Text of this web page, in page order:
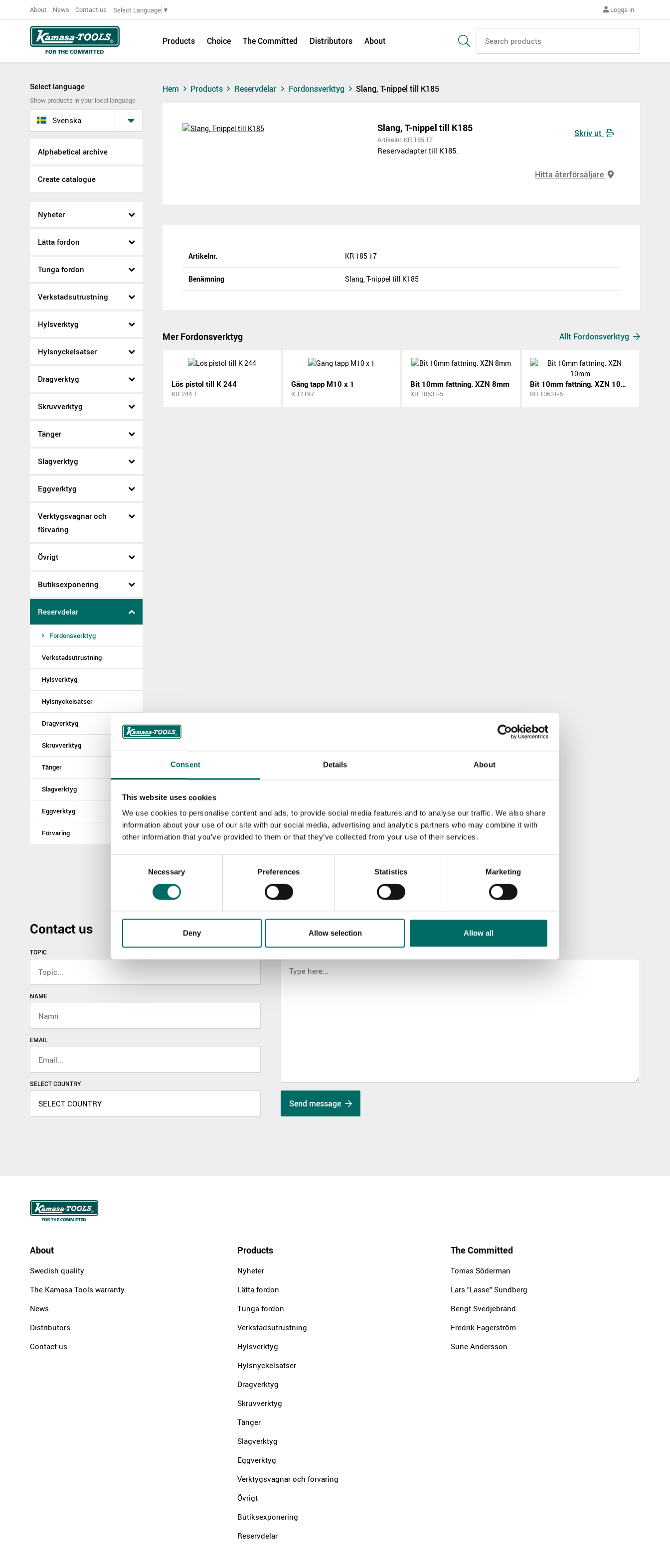
Consent Details About
This website uses cookies
We use cookies to personalise content and ads, to provide social media features and to analyse our traffic. We also share
information about your use of our site with our social media, advertising and analytics partners who may combine it with
other information that you’ve provided to them or that they’ve collected from your use of their services.
Necessary Preferences Statistics Marketing
Deny Allow selection Allow all
About News Contact us Select Language ▼ Logga in
Products Choice The Committed Distributors About
Select language
Show products in your local language
Svenska
Alphabetical archive
Create catalogue
Nyheter
Lätta fordon
Tunga fordon
Verkstadsutrustning
Hylsverktyg
Hylsnyckelsatser
Dragverktyg
Skruvverktyg
Tänger
Slagverktyg
Eggverktyg
Verktygsvagnar och
förvaring
Övrigt
Butiksexponering
Reservdelar
Fordonsverktyg
Verkstadsutrustning
Hylsverktyg
Hylsnyckelsatser
Dragverktyg
Skruvverktyg
Tänger
Slagverktyg
Eggverktyg
Förvaring
Hem Products Reservdelar Fordonsverktyg Slang, T-nippel till K185
Slang, T-nippel till K185
Artikelnr. KR 185 17
Reservadapter till K185.
Skriv ut
Hitta återförsäljare
Artikelnr. KR 185 17
Benämning Slang, T-nippel till K185
Mer Fordonsverktyg Allt Fordonsverktyg
Lös pistol till K 244
KR 244 1
Gäng tapp M10 x 1
K 12197
Bit 10mm fattning. XZN 8mm
KR 10631-5
Bit 10mm fattning. XZN 10mm
KR 10631-6
Contact us
TOPIC
NAME
EMAIL
SELECT COUNTRY
Send message
About
Swedish quality
The Kamasa Tools warranty
News
Distributors
Contact us
Products
Nyheter
Lätta fordon
Tunga fordon
Verkstadsutrustning
Hylsverktyg
Hylsnyckelsatser
Dragverktyg
Skruvverktyg
Tänger
Slagverktyg
Eggverktyg
Verktygsvagnar och förvaring
Övrigt
Butiksexponering
Reservdelar
The Committed
Tomas Söderman
Lars "Lasse" Sundberg
Bengt Svedjebrand
Fredrik Fagerström
Sune Andersson